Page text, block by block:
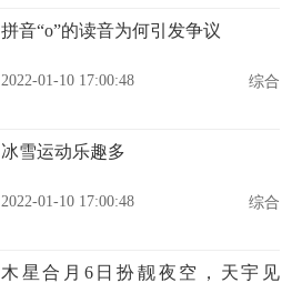
拼音“o”的读音为何引发争议
2022-01-10 17:00:48 综合
冰雪运动乐趣多
2022-01-10 17:00:48 综合
木星合月6日扮靓夜空，天宇见